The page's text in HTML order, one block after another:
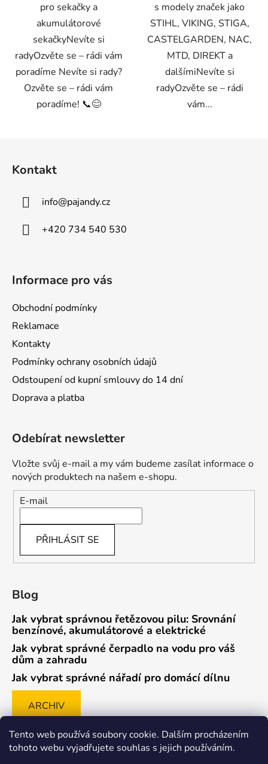
Tento web používá soubory cookie. Dalším procházením
tohoto webu vyjadřujete souhlas s jejich používáním.
pro sekačky a
akumulátorové
sekačkyNevíte si
radyOzvěte se – rádi vám
poradíme Nevíte si rady?
Ozvěte se – rádi vám
poradíme! 📞😊
s modely značek jako
STIHL, VIKING, STIGA,
CASTELGARDEN, NAC,
MTD, DIREKT a
dalšímiNevíte si
radyOzvěte se – rádi
vám...
Kontakt
info@pajandy.cz
+420 734 540 530
Informace pro vás
Obchodní podmínky
Reklamace
Kontakty
Podmínky ochrany osobních údajů
Odstoupení od kupní smlouvy do 14 dní
Doprava a platba
Odebírat newsletter
Vložte svůj e-mail a my vám budeme zasílat informace o
nových produktech na našem e-shopu.
E-mail
PŘIHLÁSIT SE
Blog
Jak vybrat správnou řetězovou pilu: Srovnání
benzínové, akumulátorové a elektrické
Jak vybrat správné čerpadlo na vodu pro váš
dům a zahradu
Jak vybrat správné nářadí pro domácí dílnu
ARCHIV